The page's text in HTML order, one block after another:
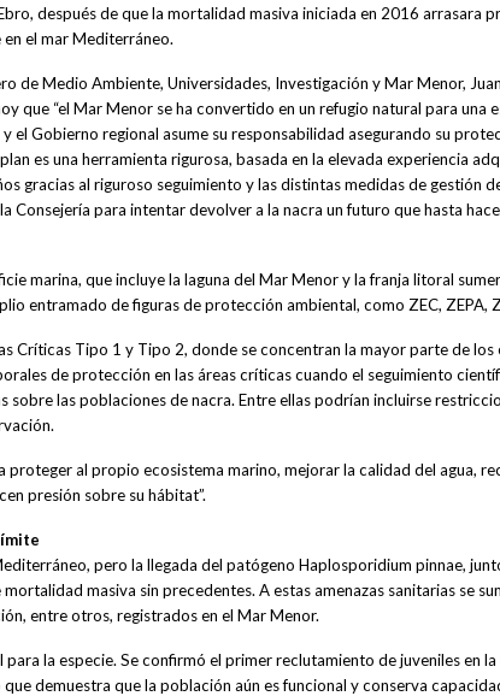
después de que la mortalidad masiva iniciada en 2016 arrasara
en el mar Mediterráneo.
de Medio Ambiente, Universidades, Investigación y Mar Menor,
que “el Mar Menor se ha convertido en un refugio natural para una
el Gobierno regional asume su responsabilidad asegurando su
es una herramienta rigurosa, basada en la elevada experiencia
gracias al riguroso seguimiento y las distintas medidas de gestión
Consejería para intentar devolver a la nacra un futuro que hasta
marina, que incluye la laguna del Mar Menor y la franja litoral
entramado de figuras de protección ambiental, como ZEC, ZEPA,
Críticas Tipo 1 y Tipo 2, donde se concentran la mayor parte de los
de protección en las áreas críticas cuando el seguimiento
las poblaciones de nacra. Entre ellas podrían incluirse
proteger al propio ecosistema marino, mejorar la calidad del agua,
presión sobre su hábitat”.
pero la llegada del patógeno Haplosporidium pinnae,
masiva sin precedentes. A estas amenazas sanitarias se
entre otros, registrados en el Mar Menor.
la especie. Se confirmó el primer reclutamiento de juveniles en la
demuestra que la población aún es funcional y conserva